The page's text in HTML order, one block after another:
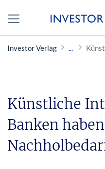
Investor Verlag
Künstliche
Banken